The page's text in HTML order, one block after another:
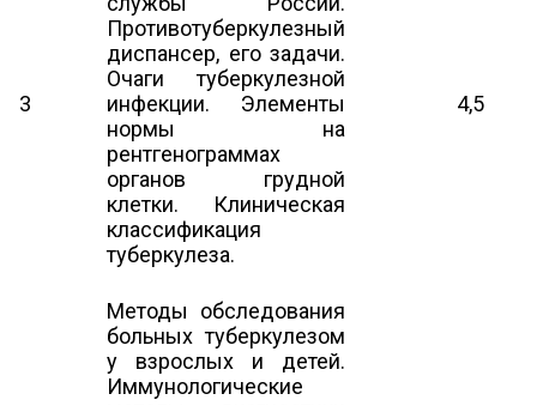
3
Противотуберкулезный
диспансер, его задачи.
Очаги туберкулезной
инфекции. Элементы
нормы на
рентгенограммах
органов грудной
клетки. Клиническая
классификация
туберкулеза.
4,5
Методы обследования
больных туберкулезом
у взрослых и детей.
Иммунологические